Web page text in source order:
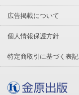
広告掲載について
個人情報保護方針
特定商取引に基づく表記